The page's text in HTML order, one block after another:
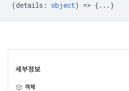
(details : object) => {...}
세부정보
객체